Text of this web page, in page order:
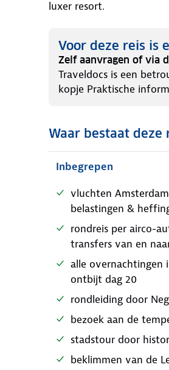
luxer resort.
Voor deze reis is
Zelf aanvragen of via
Traveldocs is een
kopje Praktische
Waar bestaat deze
Inbegrepen
vluchten
belastingen &
rondreis per airco-
transfers van en
alle overnachtingen
ontbijt dag 20
rondleiding door
bezoek aan de
stadstour door
beklimmen van de